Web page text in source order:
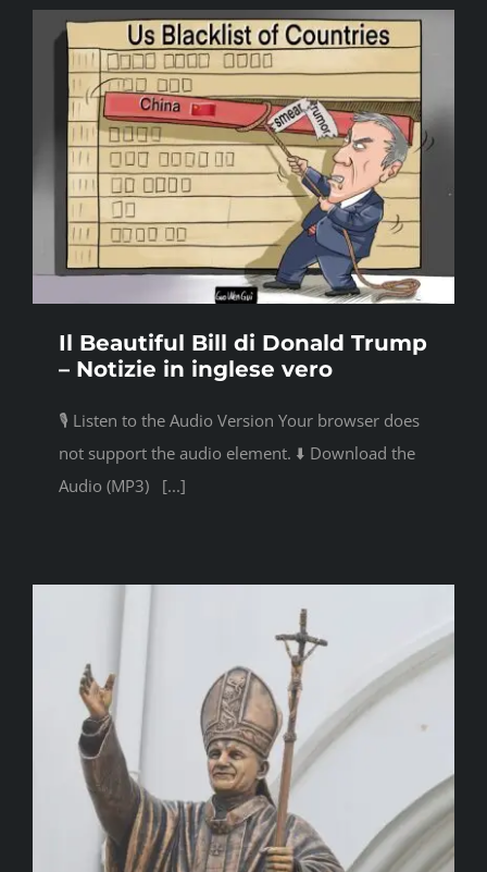
Il Beautiful Bill di Donald Trump
– Notizie in inglese vero
🎙️ Listen to the Audio Version Your browser does
not support the audio element. ⬇️ Download the
Audio (MP3) [...]